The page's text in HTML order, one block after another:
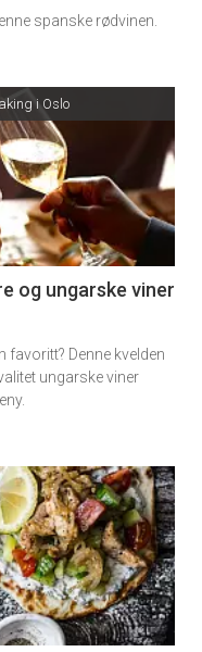
spanske rødvinen.
i Oslo
og ungarske viner
favoritt? Denne kvelden
ungarske viner